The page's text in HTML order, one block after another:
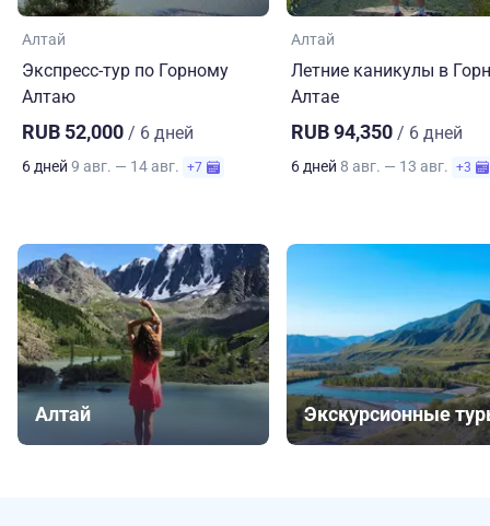
Алтай
Экспресс-тур по Горному
Алтаю
RUB 52,000 / 6 дней
6 дней 9 авг. — 14 авг. +7
Алтай
Летние каникулы в
Алтае
RUB 94,350 / 6 дней
6 дней 8 авг. — 13 авг. +3
Алтай Экскурсионные